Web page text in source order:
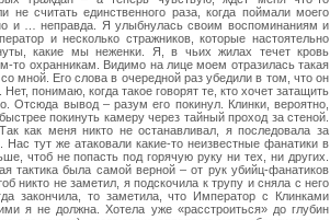
не считать единственного раза, когда поймали моего
и … неправда. Я улыбнулась своим воспоминаниям и
и несколько стражников, которые настоятельно
какие мы неженки. Я, в чьих жилах течет кровь
то охранникам. Видимо на лице моем отразилась такая
мной. Его слова в очередной раз убедили в том, что он
понимаю, когда такое говорят те, кто хочет затащить
Отсюда вывод – разум его покинул. Клинки, вероятно,
покинуть камеру через тайный проход за стеной.
как меня никто не останавливал, я последовала за
тут же атаковали какие-то неизвестные фанатики в
чтоб не попасть под горячую руку ни тех, ни других.
тактика была самой верной – от рук убийц-фанатиков
никто не заметил, я подскочила к трупу и сняла с него
закончила, то заметила, что Император с Клинками
я не должна. Хотела уже «расстроиться» до глубин